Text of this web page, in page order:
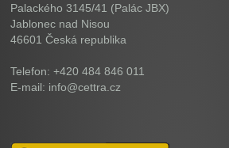
Palackého 3145/41 (Palác JBX)
Jablonec nad Nisou
46601Česká republika
Telefon: +420 484 846 011
E-mail: info@cettra.cz